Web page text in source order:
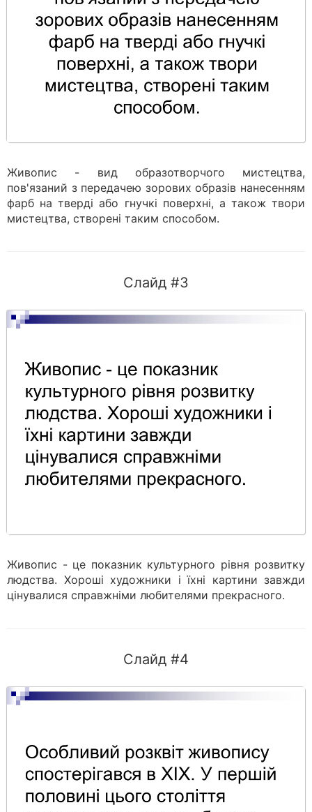
Живопис - вид образотворчого мистецтва,
пов'язаний з передачею зорових образів нанесенням
фарб на тверді або гнучкі поверхні, а також твори
мистецтва, створені таким способом.
Слайд #3
Живопис - це показник культурного рівня розвитку
людства. Хороші художники і їхні картини завжди
цінувалися справжніми любителями прекрасного.
Слайд #4